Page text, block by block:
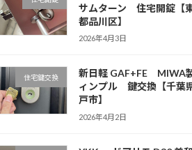
サムターン 住宅開錠【
都品川区】
2026年4月3日
住宅鍵交換
新日軽 GAF+FE MIWA
ィンプル 鍵交換【千葉
戸市】
2026年4月2日